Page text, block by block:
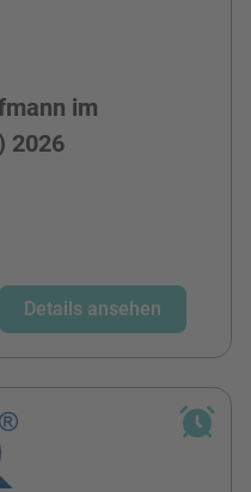
im
2026
Details ansehen